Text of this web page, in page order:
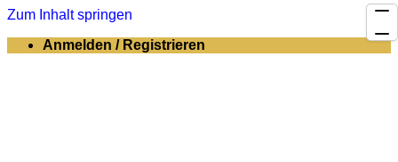
Zum Inhalt springen
Anmelden / Registrieren